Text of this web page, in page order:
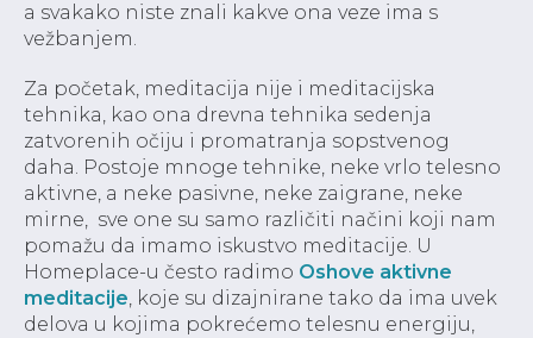
a svakako niste znali kakve ona veze ima s
vežbanjem.
Za početak, meditacija nije i meditacijska
tehnika, kao ona drevna tehnika sedenja
zatvorenih očiju i promatranja sopstvenog
daha. Postoje mnoge tehnike, neke vrlo telesno
aktivne, a neke pasivne, neke zaigrane, neke
mirne, sve one su samo različiti načini koji nam
pomažu da imamo iskustvo meditacije. U
Homeplace-u često radimo Oshove aktivne
meditacije, koje su dizajnirane tako da ima uvek
delova u kojima pokrećemo telesnu energiju,